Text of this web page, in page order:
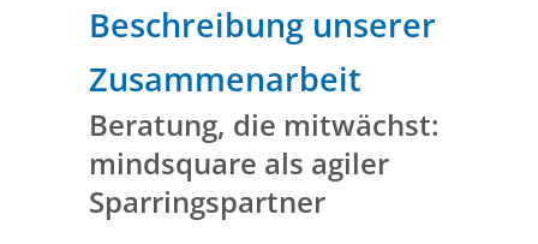
Beschreibung unserer
Zusammenarbeit
Beratung, die mitwächst:
mindsquare als agiler
Sparringspartner